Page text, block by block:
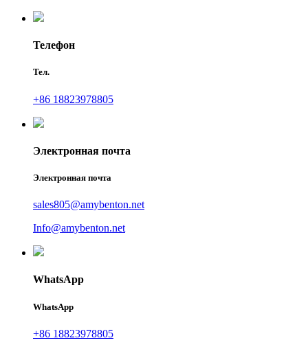
Телефон
Тел.
+86 18823978805
Электронная почта
Электронная почта
sales805@amybenton.net
Info@amybenton.net
WhatsApp
WhatsApp
+86 18823978805